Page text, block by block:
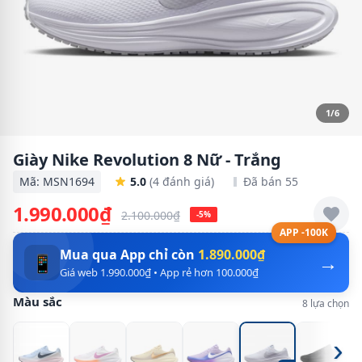
1/6
Giày Nike Revolution 8 Nữ - Trắng
Mã: MSN1694 5.0 (4 đánh giá) Đã bán 55
1.990.000₫ 2.100.000₫ -5%
APP -100K
→
📱 Mua qua App chỉ còn 1.890.000₫
Giá web 1.990.000₫ • App rẻ hơn 100.000₫
Màu sắc 8 lựa chọn
›